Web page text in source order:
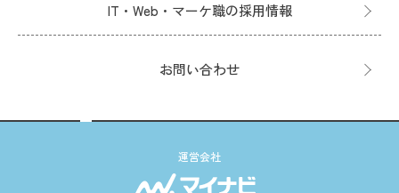
IT・Web・マーケ職の採用情報
お問い合わせ
運営会社